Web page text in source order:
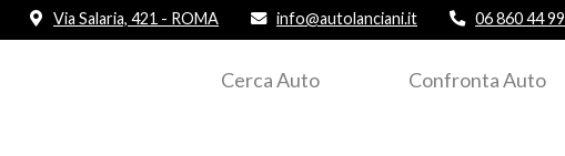
Via Salaria, 421 - ROMA info@autolanciani.it 06 860 44 99
Cerca Auto Confronta Auto